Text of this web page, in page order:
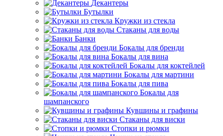
Декантеры
Бутылки
Кружки из стекла
Стаканы для воды
Банки
Бокалы для бренди
Бокалы для вина
Бокалы для коктейлей
Бокалы для мартини
Бокалы для пива
Бокалы для
шампанского
Кувшины и графины
Стаканы для виски
Стопки и рюмки